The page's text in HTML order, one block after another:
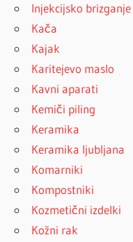
Injekcijsko brizganje
Kača
Kajak
Karitejevo maslo
Kavni aparati
Kemiči piling
Keramika
Keramika ljubljana
Komarniki
Kompostniki
Kozmetični izdelki
Kožni rak